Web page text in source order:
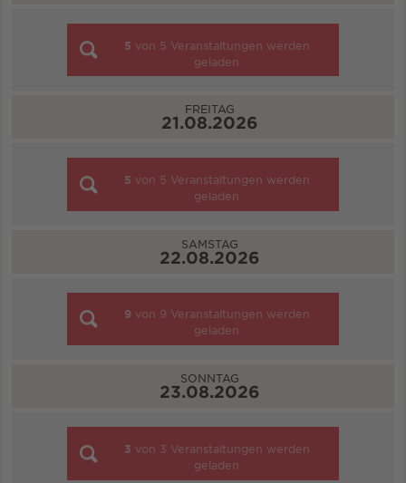
5 von 5 Veranstaltungen werden
geladen
FREITAG
21.08.2026
5 von 5 Veranstaltungen werden
geladen
SAMSTAG
22.08.2026
9 von 9 Veranstaltungen werden
geladen
SONNTAG
23.08.2026
3 von 3 Veranstaltungen werden
geladen